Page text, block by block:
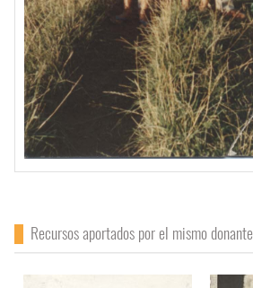
Recursos aportados por el mismo donante